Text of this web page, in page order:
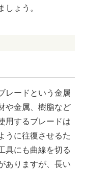
ょう。
レードという金属
や金属、樹脂など
用するブレードは
うに往復させるた
具にも曲線を切る
ありますが、長い